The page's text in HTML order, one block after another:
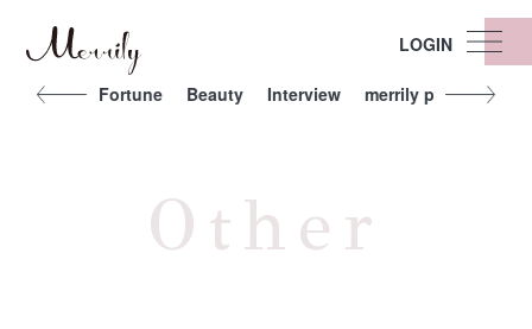
Other Fortune Beauty Interview merrily people
LOGIN
Other